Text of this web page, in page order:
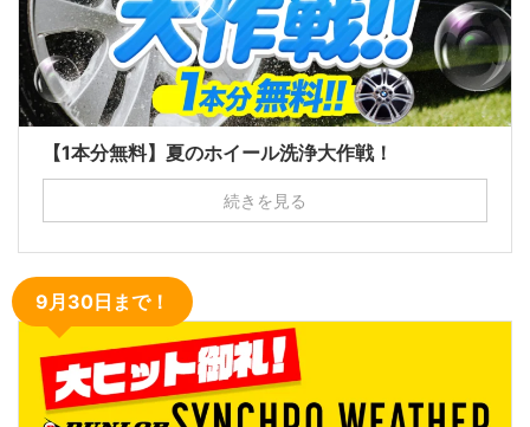
【1本分無料】夏のホイール洗浄大作戦！
続きを見る
9月30日まで！